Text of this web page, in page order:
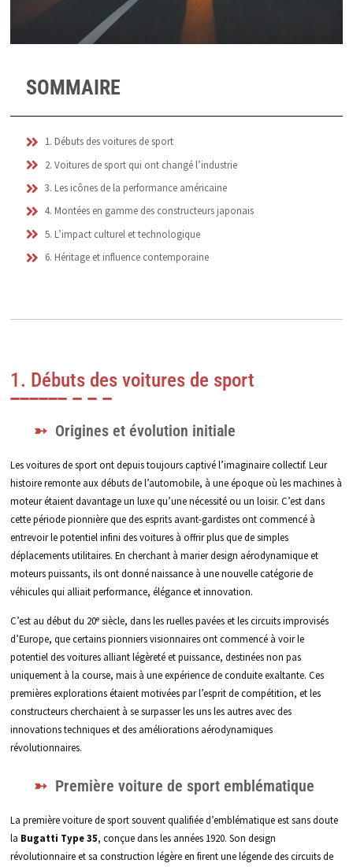
SOMMAIRE
1. Débuts des voitures de sport
2. Voitures de sport qui ont changé l’industrie
3. Les icônes de la performance américaine
4. Montées en gamme des constructeurs japonais
5. L’impact culturel et technologique
6. Héritage et influence contemporaine
1. Débuts des voitures de sport
Origines et évolution initiale
Les voitures de sport ont depuis toujours captivé l’imaginaire collectif. Leur
histoire remonte aux débuts de l’automobile, à une époque où les machines à
moteur étaient davantage un luxe qu’une nécessité ou un loisir. C’est dans
cette période pionnière que des esprits avant-gardistes ont commencé à
entrevoir le potentiel infini des voitures à offrir plus que de simples
déplacements utilitaires. En cherchant à marier design aérodynamique et
moteurs puissants, ils ont donné naissance à une nouvelle catégorie de
véhicules qui alliait performance, élégance et innovation.
C’est au début du 20esiècle, dans les ruelles pavées et les circuits improvisés
d’Europe, que certains pionniers visionnaires ont commencé à voir le
potentiel des voitures alliant légèreté et puissance, destinées non pas
uniquement à la course, mais à une expérience de conduite exaltante. Ces
premières explorations étaient motivées par l’esprit de compétition, et les
constructeurs cherchaient à se surpasser les uns les autres avec des
innovations techniques et des améliorations aérodynamiques
révolutionnaires.
Première voiture de sport emblématique
La première voiture de sport souvent qualifiée d’emblématique est sans doute
la Bugatti Type 35, conçue dans les années 1920. Son design
révolutionnaire et sa construction légère en firent une légende des circuits de